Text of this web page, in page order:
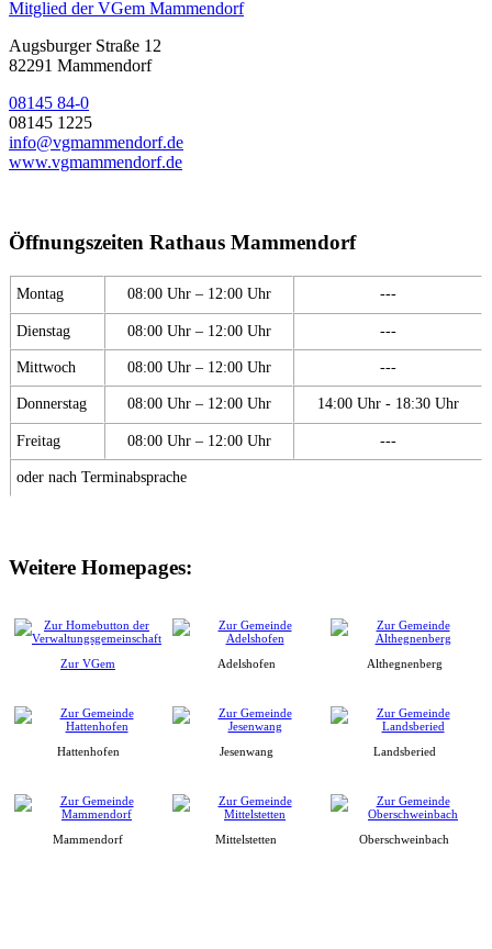
Mitglied der VGem Mammendorf
Augsburger Straße 12
82291 Mammendorf
08145 84-0
08145 1225
info@vgmammendorf.de
www.vgmammendorf.de
Öffnungszeiten Rathaus Mammendorf
Montag 08:00 Uhr – 12:00 Uhr ---
Dienstag 08:00 Uhr – 12:00 Uhr ---
Mittwoch 08:00 Uhr – 12:00 Uhr ---
Donnerstag 08:00 Uhr – 12:00 Uhr 14:00 Uhr - 18:30 Uhr
Freitag 08:00 Uhr – 12:00 Uhr ---
oder nach Terminabsprache
Weitere Homepages:
Zur VGem Adelshofen Althegnenberg
Hattenhofen Jesenwang Landsberied
Mammendorf Mittelstetten Oberschweinbach